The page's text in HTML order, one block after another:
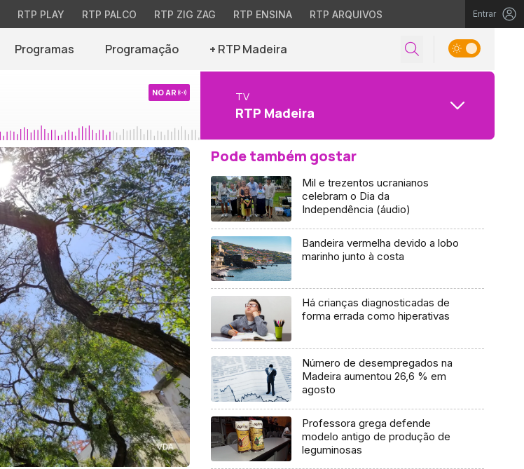
RTP PLAY RTP PALCO RTP ZIG ZAG RTP ENSINA RTP ARQUIVOS Entrar
Programas Programação + RTP Madeira
NO AR TV
RTP Madeira
Pode também gostar
Mil e trezentos ucranianos
celebram o Dia da
Independência (áudio)
Bandeira vermelha devido a lobo
marinho junto à costa
Há crianças diagnosticadas de
forma errada como hiperativas
Número de desempregados na
Madeira aumentou 26,6 % em
agosto
Professora grega defende
modelo antigo de produção de
leguminosas